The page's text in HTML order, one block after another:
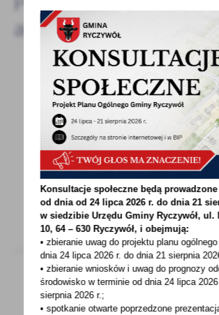
aktualności
18 - 09 - 2020
UCZYSZ SIĘ, MASZ RENTĘ-
Uczysz się i masz rentę rodzinną,
ZUS o kontynuowaniu nauki
i studenci, którzy...
16 - 09 - 2020
Konsultacje społeczne będą
od dnia od 24 lipca 2026 r. do dnia 21
w siedzibie Urzędu Gminy Ryczywół,
10, 64 – 630 Ryczywół, i obejmują:
• zbieranie uwag do projektu planu
dnia 24 lipca 2026 r. do dnia 21 sierpnia
• zbieranie wniosków i uwag do prognozy
środowisko w terminie od dnia 24 lipca 2026
sierpnia 2026 r.;
• spotkanie otwarte poprzedzone